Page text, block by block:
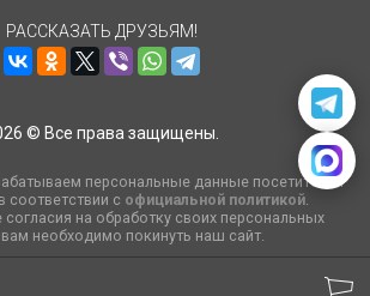
РАССКАЗАТЬ ДРУЗЬЯМ!
© Все права защищены.
персональные данные посетителей
соответствии с официальной политикой.
согласия на обработку своих персональных
необходимо покинуть наш сайт.